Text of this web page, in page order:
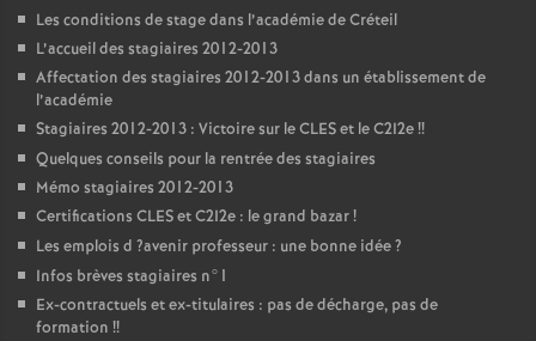
Les conditions de stage dans l’académie de Créteil
L’accueil des stagiaires 2012-2013
Affectation des stagiaires 2012-2013 dans un établissement de
l’académie
Stagiaires 2012-2013 : Victoire sur leCLESet le C2I2e!!
Quelques conseils pour la rentrée des stagiaires
Mémo stagiaires 2012-2013
Certifications CLESet C2I2e : le grand bazar!
Les emplois d ?avenir professeur : une bonne idée?
Infos brèves stagiaires n°1
Ex-contractuels et ex-titulaires : pas de décharge, pas de
formation !!